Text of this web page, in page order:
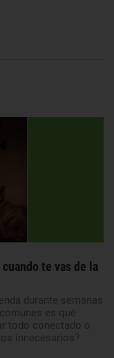
te vas de la
durante semanas
es qué
todo conectado o
innecesarios?